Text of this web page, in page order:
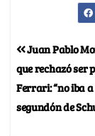
Juan Pablo
que rechazó ser
Ferrari: “no iba a
segundón de